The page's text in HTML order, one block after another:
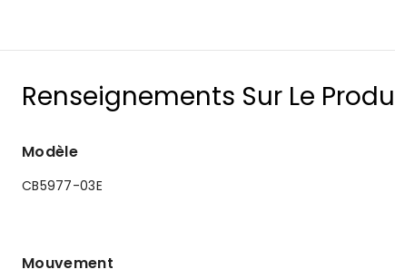
Renseignements Sur Le
Modèle
CB5977-03E
Mouvement